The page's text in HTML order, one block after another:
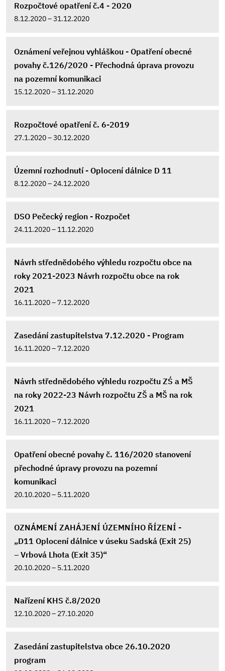
Rozpočtové opatření č.4 - 2020
8.12.2020 – 31.12.2020
Oznámení veřejnou vyhláškou - Opatření obecné
povahy č.126/2020 - Přechodná úprava provozu
na pozemní komunikaci
15.12.2020 – 31.12.2020
Rozpočtové opatření č. 6-2019
27.1.2020 – 30.12.2020
Územní rozhodnutí - Oplocení dálnice D 11
8.12.2020 – 24.12.2020
DSO Pečecký region - Rozpočet
24.11.2020 – 11.12.2020
Návrh střednědobého výhledu rozpočtu obce na
roky 2021-2023 Návrh rozpočtu obce na rok
2021
16.11.2020 – 7.12.2020
Zasedání zastupitelstva 7.12.2020 - Program
16.11.2020 – 7.12.2020
Návrh střednědobého výhledu rozpočtu ZŚ a MŠ
na roky 2022-23 Návrh rozpočtu ZŠ a MŠ na rok
2021
16.11.2020 – 7.12.2020
Opatření obecné povahy č. 116/2020 stanovení
přechodné úpravy provozu na pozemní
komunikaci
20.10.2020 – 5.11.2020
OZNÁMENÍ ZAHÁJENÍ ÚZEMNÍHO ŘÍZENÍ -
„D11 Oplocení dálnice v úseku Sadská (Exit 25)
– Vrbová Lhota (Exit 35)“
20.10.2020 – 5.11.2020
Nařízení KHS č.8/2020
12.10.2020 – 27.10.2020
Zasedání zastupitelstva obce 26.10.2020
program